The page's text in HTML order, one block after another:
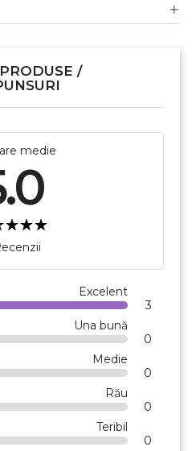
/
medie
Excelent
3
Una bună
0
Medie
0
Rău
0
Teribil
0